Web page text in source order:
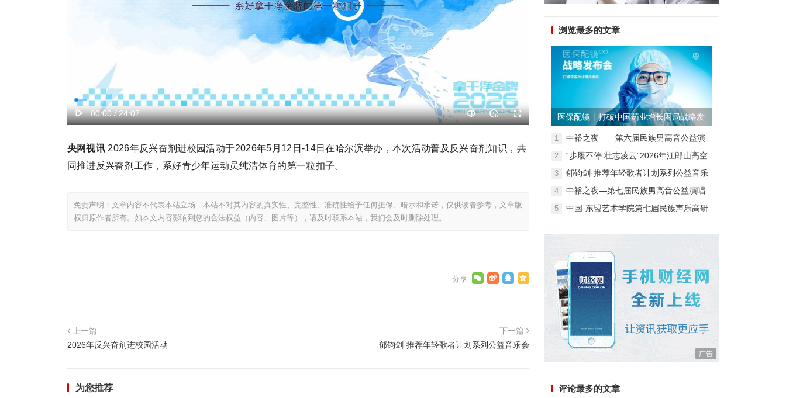
央网视讯 2026年反兴奋剂进校园活动于2026年5月12日-14日在哈尔滨举办，本次活动普及反兴奋剂知识，共
同推进反兴奋剂工作，系好青少年运动员纯洁体育的第一粒扣子。
免责声明：文章内容不代表本站立场，本站不对其内容的真实性、完整性、准确性给予任何担保、暗示和承诺，仅供读者参考，文章版
权归原作者所有。如本文内容影响到您的合法权益（内容、图片等），请及时联系本站，我们会及时删除处理。
上一篇
2026年反兴奋剂进校园活动
下一篇
郁钧剑·推荐年轻歌者计划系列公益音乐会
为您推荐
浏览最多的文章
医保配镜丨打破中国药业增长困局战略发
布会
1
中裕之夜——第六届民族男高音公益演
2
“步履不停 壮志凌云”2026年江郎山高空
3
郁钧剑·推荐年轻歌者计划系列公益音乐
4
中裕之夜—第七届民族男高音公益演唱
5
中国-东盟艺术学院第七届民族声乐高研
广告
评论最多的文章